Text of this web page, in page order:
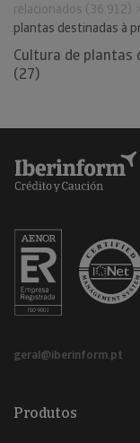
relacionados (36.912)
plantas destinadas à
Cultura de plantas
(27)
geral@iberinform.pt
Produtos